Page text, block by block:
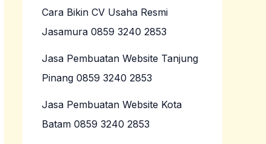
Cara Bikin CV Usaha Resmi
Jasamura 0859 3240 2853
Jasa Pembuatan Website Tanjung
Pinang 0859 3240 2853
Jasa Pembuatan Website Kota
Batam 0859 3240 2853